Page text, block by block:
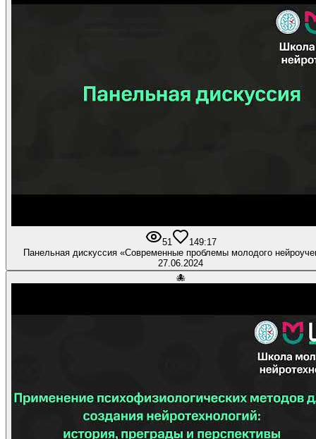
51 149:17
Панельная дискуссия «Современные проблемы молодого
27.06.2024
🐙